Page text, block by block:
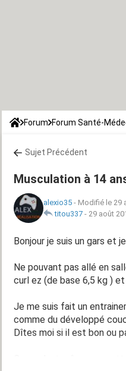
Forum Forum Santé-
Sujet Précédent
Musculation à 14
alexio35 - Modifié le 29
titou337 - 29 août
Bonjour je suis un gars et
Ne pouvant pas allé en
curl ez (de base 6,5 kg )
Je me suis fait un
comme du développé
Dîtes moi si il est bon ou
Cependant même en